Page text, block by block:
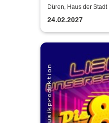
OLDBOY...
Düren, Haus der Stadt
24.02.2027